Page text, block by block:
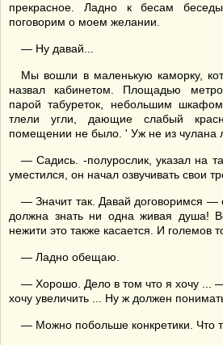
прекрасное. Ладно к бесам
поговорим о моем желании.
— Ну давай...
Мы вошли в маленькую каморку,
назвал кабинетом. Площадью
парой табуреток, небольшим
тлели угли, дающие слабый
помещении не было. ' Уж не из чулана
— Садись. -полурослик, указал на
уместился, он начал озвучивать свои
— Значит так. Давай договоримся
должна знать ни одна живая душа!
нежити это также касается. И големов
— Ладно обещаю.
— Хорошо. Дело в том что я хочу ...
хочу увеличить ... Ну ж должен
— Можно побольше конкретики. Что